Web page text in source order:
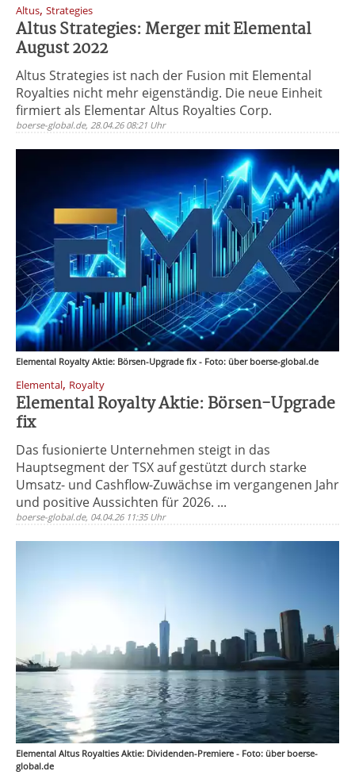
Altus, Strategies
Altus Strategies: Merger mit Elemental
August 2022
Altus Strategies ist nach der Fusion mit Elemental
Royalties nicht mehr eigenständig. Die neue Einheit
firmiert als Elementar Altus Royalties Corp.
boerse-global.de, 28.04.26 08:21 Uhr
Elemental Royalty Aktie: Börsen-Upgrade fix - Foto: über boerse-global.de
Elemental, Royalty
Elemental Royalty Aktie: Börsen-Upgrade
fix
Das fusionierte Unternehmen steigt in das
Hauptsegment der TSX auf gestützt durch starke
Umsatz- und Cashflow-Zuwächse im vergangenen Jahr
und positive Aussichten für 2026. ...
boerse-global.de, 04.04.26 11:35 Uhr
Elemental Altus Royalties Aktie: Dividenden-Premiere - Foto: über boerse-
global.de